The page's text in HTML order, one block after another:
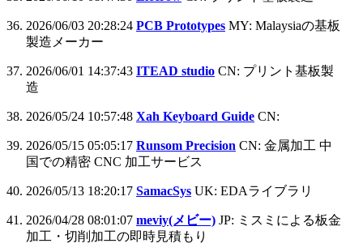
2026/06/03 20:28:24 PCB Prototypes MY: Malaysiaの基板
製造メーカー
2026/06/01 14:37:43 ITEAD studio CN: プリント基板製
造
2026/05/24 10:57:48 Xah Keyboard Guide CN:
2026/05/15 05:05:17 Runsom Precision CN: 金属加工 中
国での精密 CNC 加工サービス
2026/05/13 18:20:17 SamacSys UK: EDAライブラリ
2026/04/28 08:01:07 meviy(メビー) JP: ミスミによる板金
加工・切削加工の即時見積もり